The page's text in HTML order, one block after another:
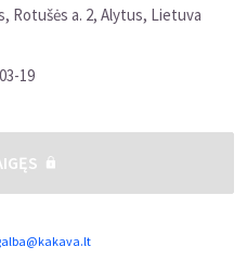
Rotušės a. 2, Alytus, Lietuva
19